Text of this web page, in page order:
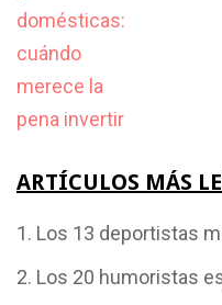
ARTÍCULOS MÁS
Los 13 deportistas
Los 20 humoristas